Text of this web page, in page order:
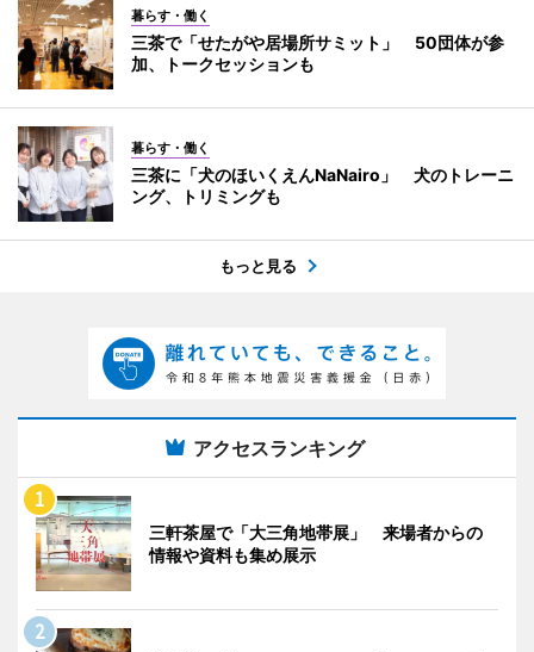
暮らす・働く
三茶で「せたがや居場所サミット」 50団体が参
加、トークセッションも
暮らす・働く
三茶に「犬のほいくえんNaNairo」 犬のトレーニ
ング、トリミングも
もっと見る
アクセスランキング
三軒茶屋で「大三角地帯展」 来場者からの
情報や資料も集め展示